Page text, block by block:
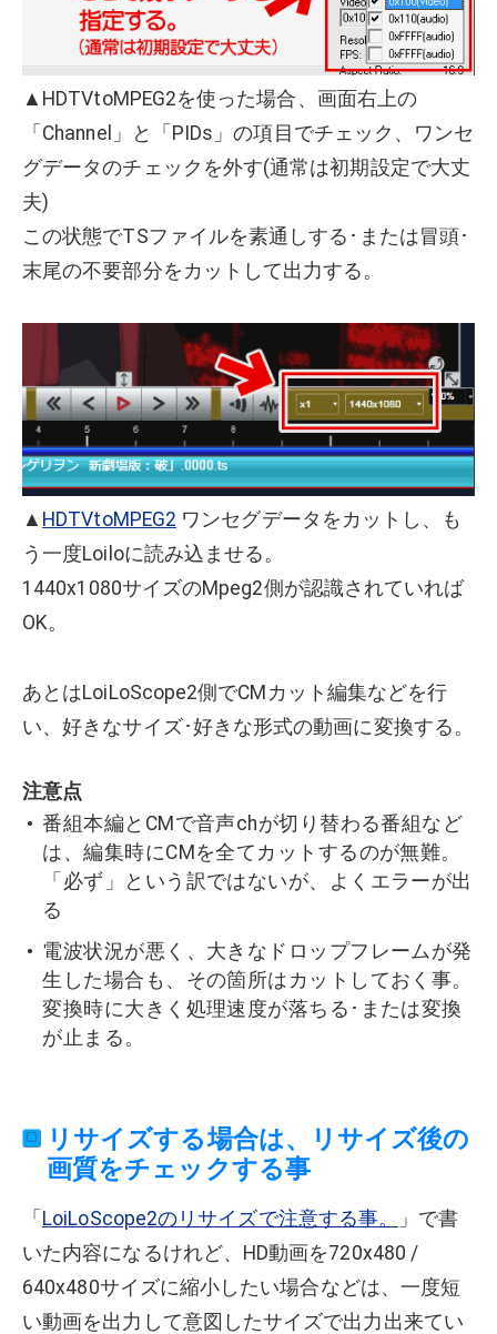
▲HDTVtoMPEG2を使った場合、画面右上の
「Channel」と「PIDs」の項目でチェック、ワンセ
グデータのチェックを外す(通常は初期設定で大丈
夫)
この状態でTSファイルを素通しする･または冒頭･
末尾の不要部分をカットして出力する。
▲ HDTVtoMPEG2 ワンセグデータをカットし、も
う一度Loiloに読み込ませる。
1440x1080サイズのMpeg2側が認識されていれば
OK。
あとはLoiLoScope2側でCMカット編集などを行
い、好きなサイズ･好きな形式の動画に変換する。
注意点
番組本編とCMで音声chが切り替わる番組など
は、編集時にCMを全てカットするのが無難。
「必ず」という訳ではないが、よくエラーが出
る
電波状況が悪く、大きなドロップフレームが発
生した場合も、その箇所はカットしておく事。
変換時に大きく処理速度が落ちる･または変換
が止まる。
リサイズする場合は、リサイズ後の
画質をチェックする事
「 LoiLoScope2のリサイズで注意する事。
」で書
いた内容になるけれど、HD動画を720x480 /
640x480サイズに縮小したい場合などは、一度短
い動画を出力して意図したサイズで出力出来てい